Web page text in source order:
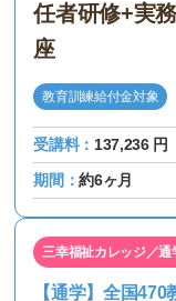
任者研修+実
座
教育訓練給付金対象
受講料： 137,236 円
期間：約6ヶ月
三幸福祉カレッジ／通
【通学】全国